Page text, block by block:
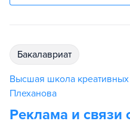
бакалавриат
Высшая школа
Плеханова
Реклама и связи